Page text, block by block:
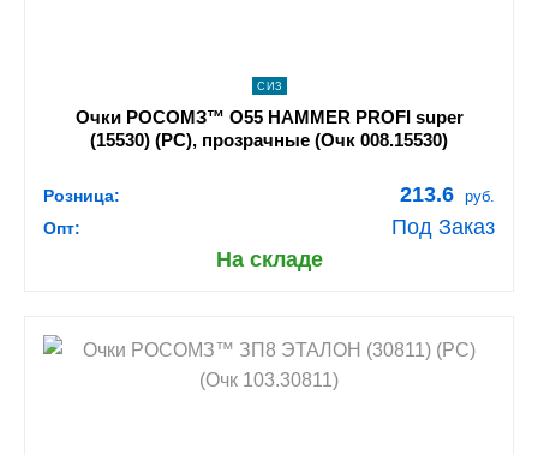
СИЗ
Очки РОСОМЗ™ О55 HAMMER PROFI super
(15530) (РС), прозрачные (Очк 008.15530)
Розница: 213.6 руб.
Опт:
Под Заказ
На складе
shopping_cart В КОРЗИНУ